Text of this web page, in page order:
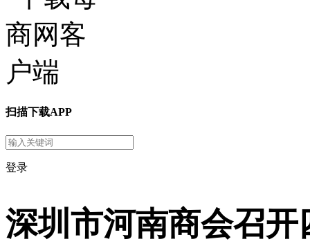
扫描下载APP
登录
深圳市河南商会召